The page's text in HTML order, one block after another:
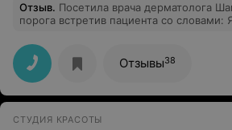
Отзыв. Посетила врача дерматолога
порога встретив пациента со словами:
смысле: Ответ был простым, я всем
первая, не вы последняя!!! - это диалог
Диагноз не подтвердился, не советую
тем более врача!!! Их интересует
все!!! Пришлось консультироваться
Отзывы38
СТУДИЯ КРАСОТЫ